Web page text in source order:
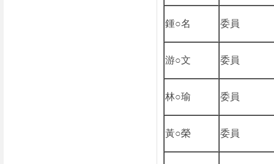
鍾○名 委員
游○文 委員
林○瑜 委員
黃○榮 委員